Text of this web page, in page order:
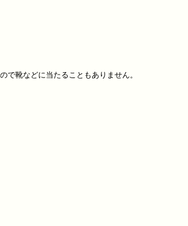
で靴などに当たることもありません。